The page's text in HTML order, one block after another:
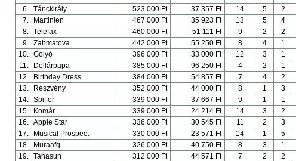
6. Tánckirály 523 000 Ft 37 357 Ft 14 5 2
7. Martinien 467 000 Ft 35 923 Ft 13 5 4
8. Telefax 460 000 Ft 51 111 Ft 9 2 2
9. Zahmatova 442 000 Ft 55 250 Ft 8 4 1
10. Golyó 396 000 Ft 33 000 Ft 12 3 1
11. Dollárpapa 385 000 Ft 96 250 Ft 4 2 1
12.
Birthday Dress 384 000 Ft 54 857 Ft 7 4 2
13.
Részvény 352 000 Ft 44 000 Ft 8 1 3
14. Spiffer 339 000 Ft 37 667 Ft 9 1 1
15. Komár 339 000 Ft 24 214 Ft 14 3 2
16. Apple Star 336 000 Ft 30 545 Ft 11 2 3
17. Musical Prospect 330 000 Ft 23 571 Ft 14 1 5
18. Muraafq 326 000 Ft 40 750 Ft 8 3 1
19. Tahasun 312 000 Ft 44 571 Ft 7 2 2